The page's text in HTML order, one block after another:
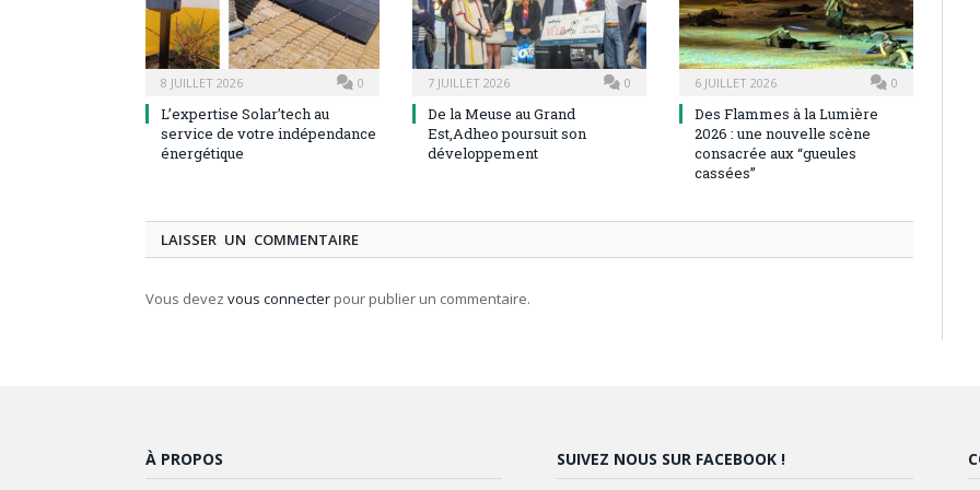
8 JUILLET 2026 0
L’expertise Solar’tech au
service de votre indépendance
énergétique
7 JUILLET 2026 0
De la Meuse au Grand
Est,Adheo poursuit son
développement
6 JUILLET 2026 0
Des Flammes à la Lumière
2026 : une nouvelle scène
consacrée aux “gueules
cassées”
LAISSER UN COMMENTAIRE
Vous devez vous connecter pour publier un commentaire.
À PROPOS SUIVEZ NOUS SUR FACEBOOK !